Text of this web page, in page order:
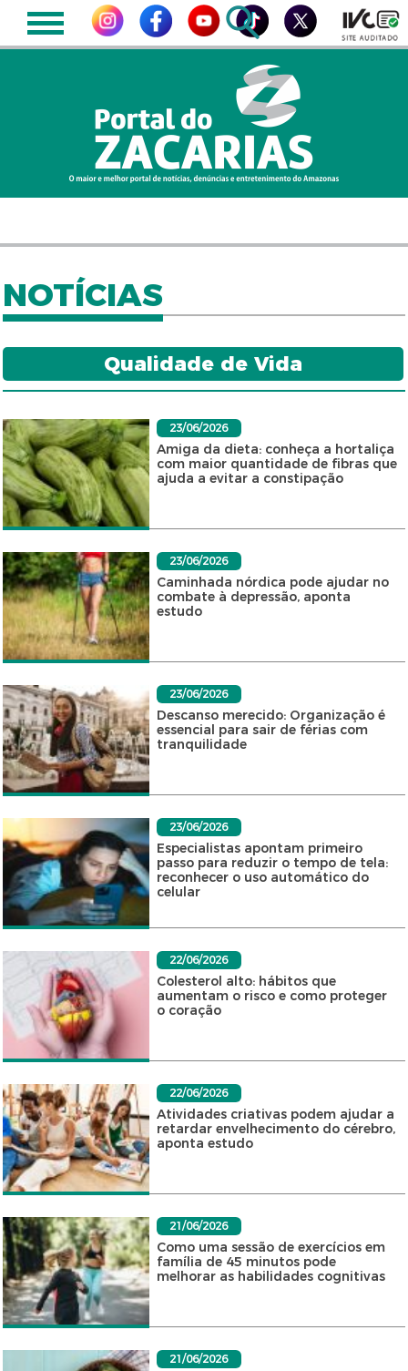
NOTÍCIAS
Qualidade de Vida
23/06/2026
Amiga da dieta: conheça a hortaliça
com maior quantidade de fibras que
ajuda a evitar a constipação
23/06/2026
Caminhada nórdica pode ajudar no
combate à depressão, aponta
estudo
23/06/2026
Descanso merecido: Organização é
essencial para sair de férias com
tranquilidade
23/06/2026
Especialistas apontam primeiro
passo para reduzir o tempo de tela:
reconhecer o uso automático do
celular
22/06/2026
Colesterol alto: hábitos que
aumentam o risco e como proteger
o coração
22/06/2026
Atividades criativas podem ajudar a
retardar envelhecimento do cérebro,
aponta estudo
21/06/2026
Como uma sessão de exercícios em
família de 45 minutos pode
melhorar as habilidades cognitivas
21/06/2026